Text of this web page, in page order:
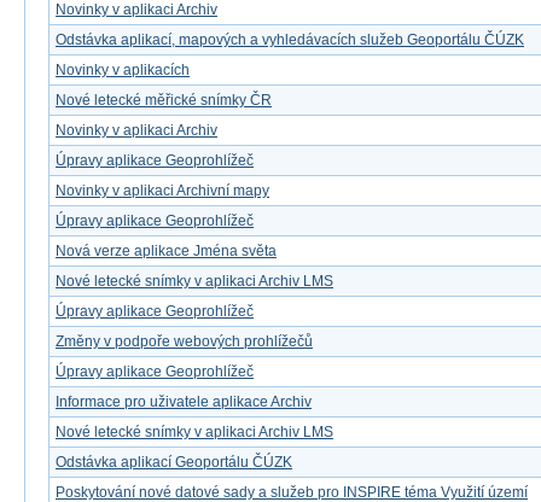
Novinky v aplikaci Archiv
Odstávka aplikací, mapových a vyhledávacích služeb Geoportálu ČÚZK
Novinky v aplikacích
Nové letecké měřické snímky ČR
Novinky v aplikaci Archiv
Úpravy aplikace Geoprohlížeč
Novinky v aplikaci Archivní mapy
Úpravy aplikace Geoprohlížeč
Nová verze aplikace Jména světa
Nové letecké snímky v aplikaci Archiv LMS
Úpravy aplikace Geoprohlížeč
Změny v podpoře webových prohlížečů
Úpravy aplikace Geoprohlížeč
Informace pro uživatele aplikace Archiv
Nové letecké snímky v aplikaci Archiv LMS
Odstávka aplikací Geoportálu ČÚZK
Poskytování nové datové sady a služeb pro INSPIRE téma Využití území